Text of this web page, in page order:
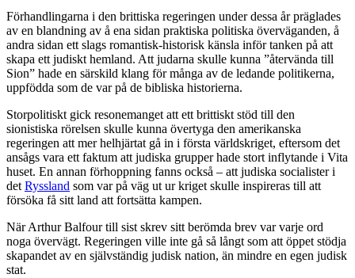
Förhandlingarna i den brittiska regeringen under dessa år präglades
av en blandning av å ena sidan praktiska politiska överväganden, å
andra sidan ett slags romantisk-historisk känsla inför tanken på att
skapa ett judiskt hemland. Att judarna skulle kunna ”återvända till
Sion” hade en särskild klang för många av de ledande politikerna,
uppfödda som de var på de bibliska historierna.
Storpolitiskt gick resonemanget att ett brittiskt stöd till den
sionistiska rörelsen skulle kunna övertyga den amerikanska
regeringen att mer helhjärtat gå in i första världskriget, eftersom det
ansågs vara ett faktum att judiska grupper hade stort inflytande i Vita
huset. En annan förhoppning fanns också – att judiska socialister i
det Ryssland som var på väg ut ur kriget skulle inspireras till att
försöka få sitt land att fortsätta kampen.
När Arthur Balfour till sist skrev sitt berömda brev var varje ord
noga övervägt. Regeringen ville inte gå så långt som att öppet stödja
skapandet av en självständig judisk nation, än mindre en egen judisk
stat.